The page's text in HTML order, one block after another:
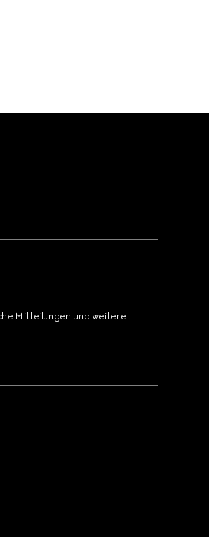
Mitteilungen und weitere